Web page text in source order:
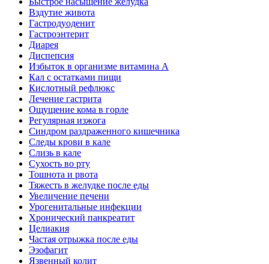
Вздутие живота
Гастродуоденит
Гастроэнтерит
Диарея
Диспепсия
Избыток в организме витамина А
Кал с остатками пищи
Кислотный рефлюкс
Лечение гастрита
Ощущение кома в горле
Регулярная изжога
Синдром раздраженного кишечника
Следы крови в кале
Слизь в кале
Сухость во рту
Тошнота и рвота
Тяжесть в желудке после еды
Увеличение печени
Урогенитальные инфекции
Хронический панкреатит
Целиакия
Частая отрыжка после еды
Эзофагит
Язвенный колит